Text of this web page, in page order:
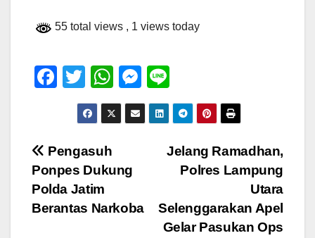
55 total views , 1 views today
F
e
b
o
o
T
wi
tt
er
W
h
at
A
p
M
e
ss
er
n
e
Navigasi
pos
Jelang Ramadhan,
Polres Lampung
Utara
Selenggarakan Apel
Gelar Pasukan Ops
Pengasuh
Ponpes Dukung
Polda Jatim
Berantas Narkoba